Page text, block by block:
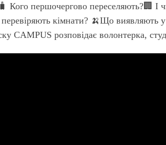
Кого першочергово переселяють?🏢 І
кімнати? 🍌Що виявляють
CAMPUS розповідає волонтерка,